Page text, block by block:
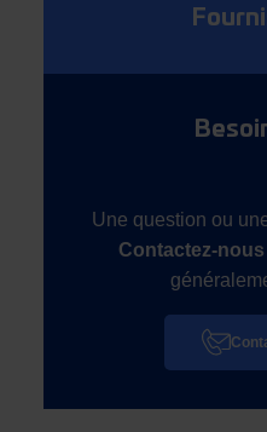
Une question ou
Contactez-nous